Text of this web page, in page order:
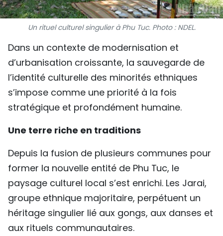
INFOGRAPHIE
PHOTO
VIDÉO
À PROPOS DU "PEUPLE"
中文
РУССКИЙ
ESPAÑOL
Un rituel culturel singulier à Phu Tuc. Photo : NDEL.
Dans un contexte de modernisation et
d’urbanisation croissante, la sauvegarde de
l’identité culturelle des minorités ethniques
s’impose comme une priorité à la fois
stratégique et profondément humaine.
Une terre riche en traditions
Depuis la fusion de plusieurs communes pour
former la nouvelle entité de Phu Tuc, le
paysage culturel local s’est enrichi. Les Jarai,
groupe ethnique majoritaire, perpétuent un
héritage singulier lié aux gongs, aux danses et
aux rituels communautaires.